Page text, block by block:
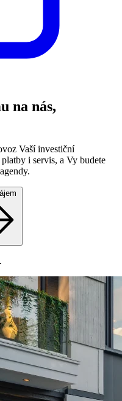
na nás,
Vaší investiční
i servis, a Vy budete